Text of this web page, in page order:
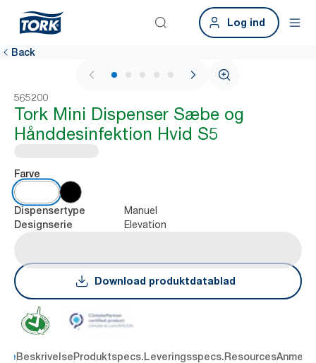
Log ind
Back
1 / 5
565200
Tork Mini Dispenser Sæbe og
Hånddesinfektion Hvid S5
Farve
Dispensertype Manuel
Designserie Elevation
Download produktdatablad
BeskrivelseProduktspecs.Leveringsspecs.Resources